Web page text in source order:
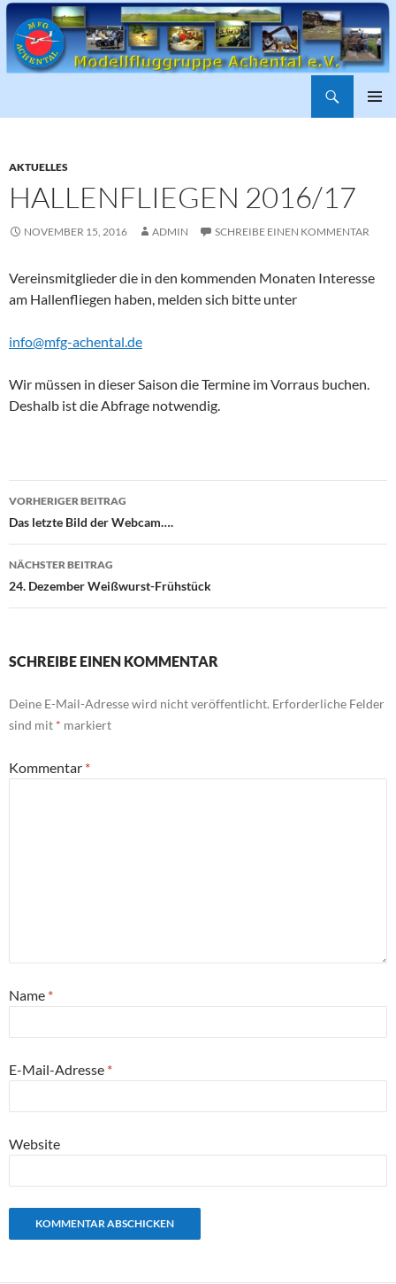
AKTUELLES
HALLENFLIEGEN 2016/17
NOVEMBER 15, 2016 ADMIN SCHREIBE EINEN KOMMENTAR
Vereinsmitglieder die in den kommenden Monaten Interesse
am Hallenfliegen haben, melden sich bitte unter
info@mfg-achental.de
Wir müssen in dieser Saison die Termine im Vorraus buchen.
Deshalb ist die Abfrage notwendig.
Beitragsnavigation
VORHERIGER BEITRAG
Das letzte Bild der Webcam….
NÄCHSTER BEITRAG
24. Dezember Weißwurst-Frühstück
SCHREIBE EINEN KOMMENTAR
Deine E-Mail-Adresse wird nicht veröffentlicht. Erforderliche Felder
sind mit * markiert
Kommentar *
Name *
E-Mail-Adresse *
Website